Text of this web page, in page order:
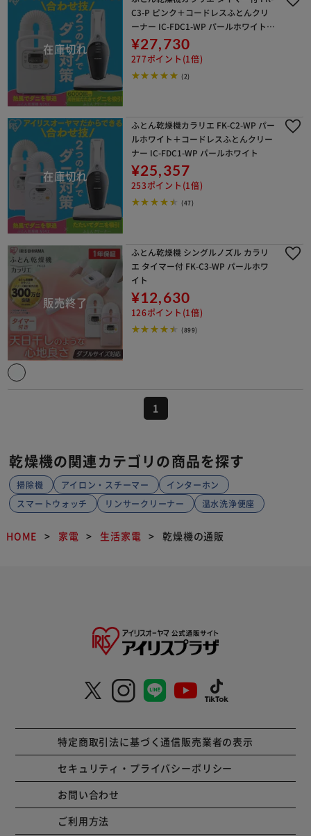
C3-P ピンク＋コードレスふとんクリ
ーナー IC-FDC1-WP パールホワイトピ
ンク
¥27,730
277ポイント(1倍)
(2)
ふとん乾燥機カラリエ FK-C2-WP パー
ルホワイト＋コードレスふとんクリー
ナー IC-FDC1-WP パールホワイト
¥25,357
253ポイント(1倍)
(47)
ふとん乾燥機 シングルノズル カラリ
エ タイマー付 FK-C3-WP パールホワ
イト
¥12,630
126ポイント(1倍)
(899)
1
乾燥機の関連カテゴリの商品を探す
掃除機 アイロン・スチーマー
インターホン
スマートウォッチ
リンサークリーナー 温水洗浄便座
HOME 家電 生活家電 乾燥機の通販
特定商取引法に基づく通信販売業者の表示
セキュリティ・プライバシーポリシー
お問い合わせ
ご利用方法